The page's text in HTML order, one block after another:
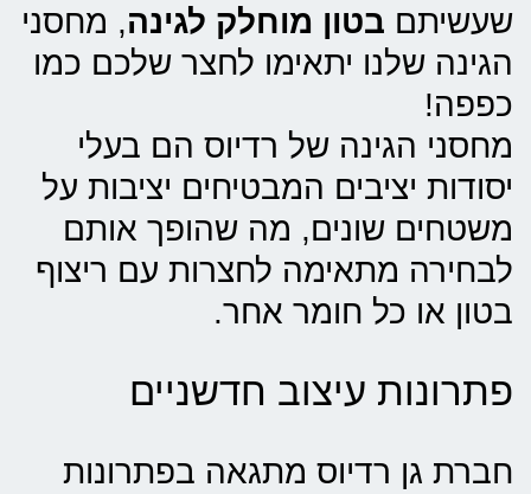
שעשיתם בטון מוחלק לגינה, מחסני
הגינה שלנו יתאימו לחצר שלכם כמו
כפפה!
מחסני הגינה של רדיוס הם בעלי
יסודות יציבים המבטיחים יציבות על
משטחים שונים, מה שהופך אותם
לבחירה מתאימה לחצרות עם ריצוף
בטון או כל חומר אחר.
פתרונות עיצוב חדשניים
חברת גן רדיוס מתגאה בפתרונות